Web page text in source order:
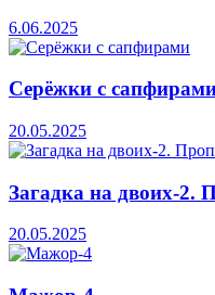
6.06.2025
Серёжки с
20.05.2025
Загадка на двоих-2.
20.05.2025